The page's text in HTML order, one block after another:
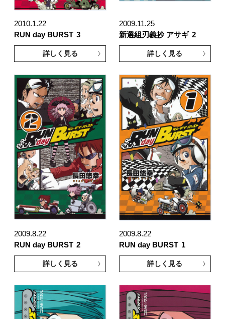
2010.1.22
RUN day BURST 3
詳しく見る
2009.11.25
新選組刃義抄 アサギ 2
詳しく見る
2009.8.22
RUN day BURST 2
詳しく見る
2009.8.22
RUN day BURST 1
詳しく見る